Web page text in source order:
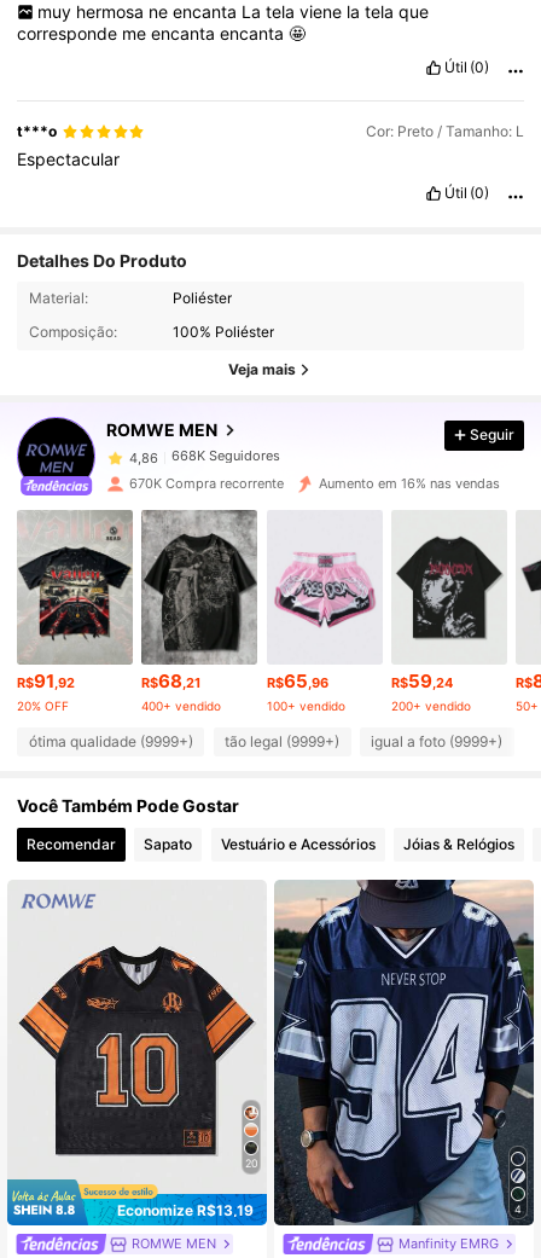
muy hermosa ne encanta La tela viene la tela que
corresponde meencantaencanta🤩
Útil (0)
t***o Cor: Preto / Tamanho: L
Espectacular
Útil (0)
Detalhes Do Produto
Material:
Poliéster
Composição:
100% Poliéster
Veja mais
ROMWE MEN
668K Seguidores
668K Seguidores
4,86 668K Seguidores
4,86 668K Seguidores
4,86 668K Seguidores
4,86 668K Seguidores
668K Seguidores
668K Seguidores
4,86 668K Seguidores
4,86 668K Seguidores
Seguir
670K Compra recorrente Aumento em 16% nas vendas
R$91 ,92
20% OFF
R$68 ,21
400+ vendido
R$65 ,96
100+ vendido
R$59,24
200+ vendido
R$
50+
ótima qualidade (9999+) tão legal (9999+) igual a foto (9999+)
Você Também Pode Gostar
Recomendar Sapato Vestuário e Acessórios Jóias & Relógios
20
Economize R$13,19
ROMWE MEN
4
Manfinity EMRG